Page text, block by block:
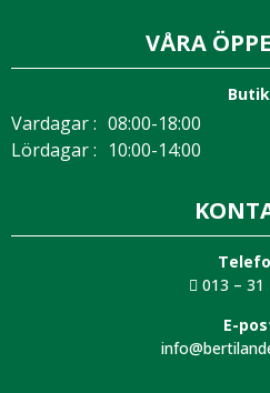
VÅRA
Butik
Vardagar : 08:00-18:00
Lördagar : 10:00-14:00
013 – 31
E-